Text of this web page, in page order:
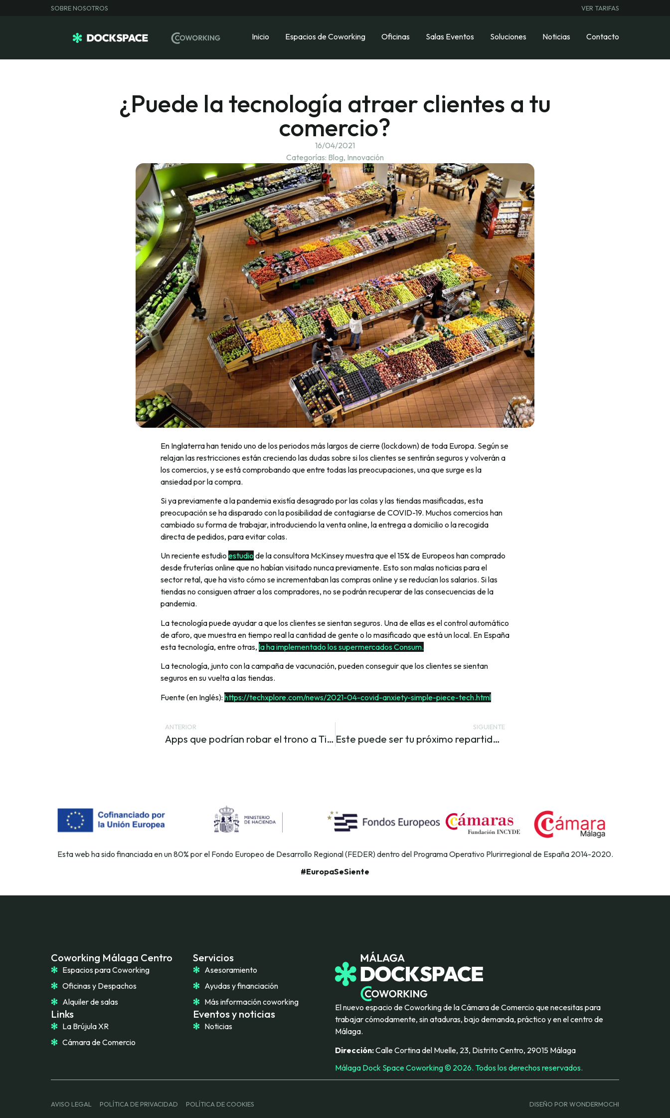
SOBRE NOSOTROS VER TARIFAS
Inicio Espacios de Coworking Oficinas Salas Eventos Soluciones Noticias Contacto
¿Puede la tecnología atraer clientes a tu
comercio?
16/04/2021
Categorías: Blog, Innovación
En Inglaterra han tenido uno de los periodos más largos de cierre (lockdown) de toda Europa. Según se
relajan las restricciones están creciendo las dudas sobre si los clientes se sentirán seguros y volverán a
los comercios, y se está comprobando que entre todas las preocupaciones, una que surge es la
ansiedad por la compra.
Si ya previamente a la pandemia existía desagrado por las colas y las tiendas masificadas, esta
preocupación se ha disparado con la posibilidad de contagiarse de COVID-19. Muchos comercios han
cambiado su forma de trabajar, introduciendo la venta online, la entrega a domicilio o la recogida
directa de pedidos, para evitar colas.
Un reciente estudio estudio de la consultora McKinsey muestra que el 15% de Europeos han comprado
desde fruterías online que no habían visitado nunca previamente. Esto son malas noticias para el
sector retal, que ha visto cómo se incrementaban las compras online y se reducían los salarios. Si las
tiendas no consiguen atraer a los compradores, no se podrán recuperar de las consecuencias de la
pandemia.
La tecnología puede ayudar a que los clientes se sientan seguros. Una de ellas es el control automático
de aforo, que muestra en tiempo real la cantidad de gente o lo masificado que está un local. En España
esta tecnología, entre otras, la ha implementado los supermercados Consum.
La tecnología, junto con la campaña de vacunación, pueden conseguir que los clientes se sientan
seguros en su vuelta a las tiendas.
Fuente (en Inglés): https://techxplore.com/news/2021-04-covid-anxiety-simple-piece-tech.html
ANTERIOR
Apps que podrían robar el trono a TikTok si EE.UU la prohíbe finalmente
SIGUIENTE
Este puede ser tu próximo repartidor de pizza a domicilio
Esta web ha sido financiada en un 80% por el Fondo Europeo de Desarrollo Regional (FEDER) dentro del Programa Operativo Plurirregional de España 2014-2020.
#EuropaSeSiente
Coworking Málaga Centro
Espacios para Coworking
Oficinas y Despachos
Alquiler de salas
Links
La Brújula XR
Cámara de Comercio
Servicios
Asesoramiento
Ayudas y financiación
Más información coworking
Eventos y noticias
Noticias
El nuevo espacio de Coworking de la Cámara de Comercio que necesitas para
trabajar cómodamente, sin ataduras, bajo demanda, práctico y en el centro de
Málaga.
Dirección:Calle Cortina del Muelle, 23, Distrito Centro, 29015 Málaga
Málaga Dock Space Coworking © 2026. Todos los derechos reservados.
AVISO LEGAL POLÍTICA DE PRIVACIDAD POLÍTICA DE COOKIES DISEÑO POR WONDERMOCHI